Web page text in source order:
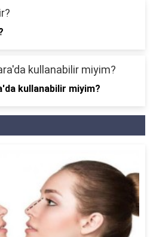
kullanabilir miyim?